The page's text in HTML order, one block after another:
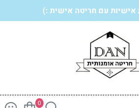
אישיות עם חריטה אישית :)
0